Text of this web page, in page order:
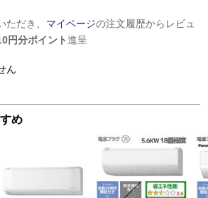
だき、 マイページの注文履歴からレビュ
円分ポイント進呈
ん
め